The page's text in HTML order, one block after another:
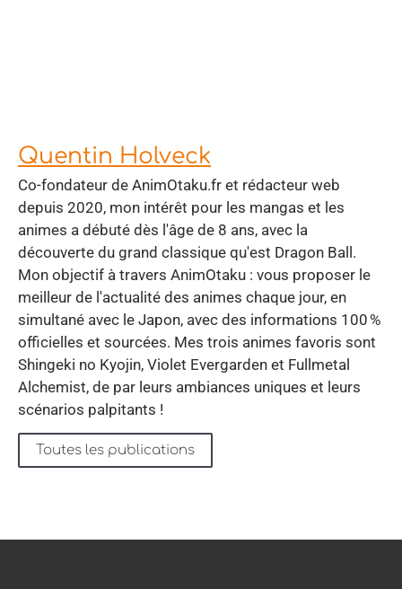
Quentin Holveck
Co-fondateur de AnimOtaku.fr et rédacteur web
depuis 2020, mon intérêt pour les mangas et les
animes a débuté dès l'âge de 8 ans, avec la
découverte du grand classique qu'est Dragon Ball.
Mon objectif à travers AnimOtaku : vous proposer le
meilleur de l'actualité des animes chaque jour, en
simultané avec le Japon, avec des informations 100 %
officielles et sourcées. Mes trois animes favoris sont
Shingeki no Kyojin, Violet Evergarden et Fullmetal
Alchemist, de par leurs ambiances uniques et leurs
scénarios palpitants !
Toutes les publications